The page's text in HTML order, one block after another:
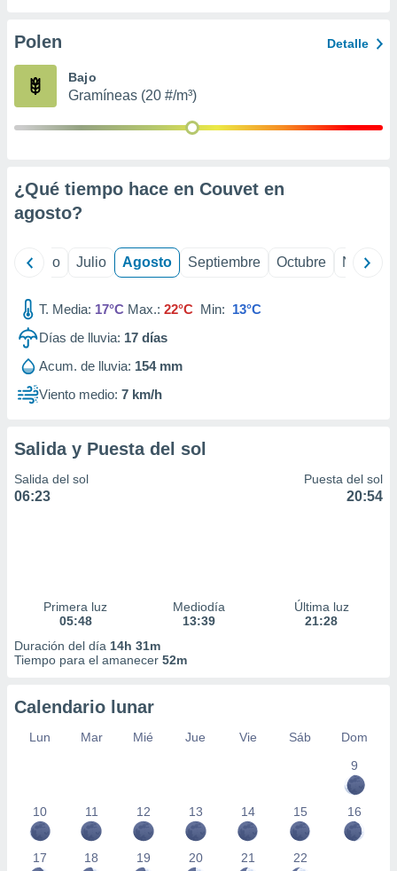
e
mediante
publicidad
publicidad
de
Polen Detalle
Bajo
Gramíneas (20 #/m³)
¿Qué tiempo hace en Couvet en
agosto?
Junio Julio Agosto Septiembre Octubre
T. Media: 17°C Max.: 22°C Min: 13°C
Días de lluvia: 17 días
Acum. de lluvia: 154 mm
Viento medio: 7 km/h
Salida y Puesta del sol
Salida del sol
06:23
Puesta del sol
20:54
Primera luz
05:48
Mediodía
13:39
Última luz
21:28
Duración del día 14h 31m
Tiempo para el amanecer 52m
Calendario lunar
Lun Mar Mié Jue Vie Sáb
Dom
9
10 11 12 13 14 15 16
17 18 19 20 21 22